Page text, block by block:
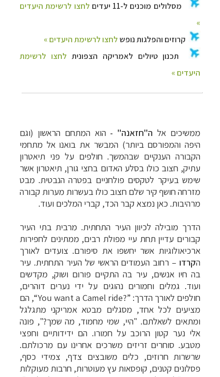
ממשיכים אלה"חזאנה" -הוא המתחם הראשון (וגם
היפה והמפורסם ביותר) המבשר את בואנו אל מתחמי
הקבורה הענקיים שבהמשך. חולפים על פני תיאטרון
עתיק, חצוב כולו בסלע האדום בחצי גורן, תיאטרון אשר
שימש בעיקר לטקסים פולחניים בפטרה הנבטית. מבט
מזרחה חושף קיר שלם חצוב כולו בעשרות מערות קבורה
מרהיבות. כאן נמצא קבר הכד, קברי המלכים ועוד.
הדרך מובילה לכיוון העיר התחתית. מרבית בתי העיר
קבורים עדיין תחת עיי מפולת רבים, ממתינים לחפירות
ארכיאולוגיות אשר יחשפו את סיפורם. צועדים לאורך
הקרדו – רחוב העמודים הראשי של העיר התחתית. עיר
בה חיו אנשים, עיר בה התקיים פורום ושוק, מקדשים
ועוד. גמלים וחמורים נהוגים על ידי נערים דוהרים,
חולפים לאורך הדרך: “You want a Camel ride?”, הם
מציעים לכל אחד, מסגלים מבטא אמריקני מתגלגל
ומתאים לשאלתם. "היי, שמי מחמוד, מה שמך?", פונה
אלי נער קטון הרוכב על חמורו. הם ידידותיים וחפצי
מטבע. סוחרים זריזים משרכים אחרינו עם מרכולתם.
שרשרות חרוזים, כלים משובצים צדף, צמידי כסף,
פסלונים קטנים, קופסאות עץ מעוטרות, חרבות מעוקלות